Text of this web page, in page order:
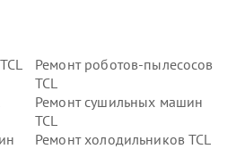
Ремонт роботов-пылесосов
TCL
Ремонт сушильных машин
TCL
Ремонт холодильников TCL